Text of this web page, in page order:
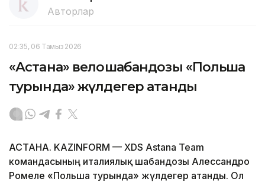
Авторлар
02:35, 06 Тамыз 2026
«Астана» велошабандозы «Польша
турында» жүлдегер атанды
АСТАНА. KAZINFORM — XDS Astana Team
командасының италиялық шабандозы Алессандро
Ромеле «Польша турында» жүлдегер атанды. Ол